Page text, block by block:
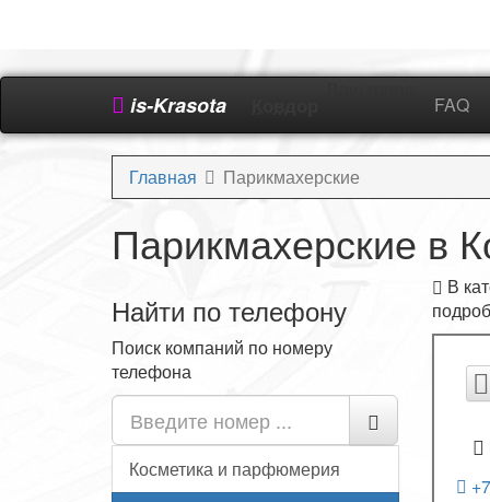
is-Krasota FAQ
Главная Парикмахерские
Парикмахерские в
В
Найти по телефону
Поиск компаний по номеру
телефона
Косметика и парфюмерия